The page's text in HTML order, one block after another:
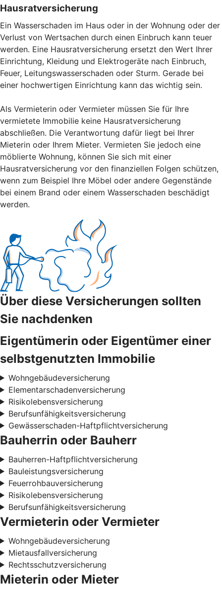
Hausratversicherung
Ein Wasserschaden im Haus oder in der Wohnung oder der
Verlust von Wertsachen durch einen Einbruch kann teuer
werden. Eine Hausratversicherung ersetzt den Wert Ihrer
Einrichtung, Kleidung und Elektrogeräte nach Einbruch,
Feuer, Leitungswasserschaden oder Sturm. Gerade bei
einer hochwertigen Einrichtung kann das wichtig sein.
Als Vermieterin oder Vermieter müssen Sie für Ihre
vermietete Immobilie keine Hausratversicherung
abschließen. Die Verantwortung dafür liegt bei Ihrer
Mieterin oder Ihrem Mieter. Vermieten Sie jedoch eine
möblierte Wohnung, können Sie sich mit einer
Hausratversicherung vor den finanziellen Folgen schützen,
wenn zum Beispiel Ihre Möbel oder andere Gegenstände
bei einem Brand oder einem Wasserschaden beschädigt
werden.
Über diese Versicherungen sollten
Sie nachdenken
Eigentümerin oder Eigentümer einer
selbstgenutzten Immobilie
Wohngebäudeversicherung
Elementarschadenversicherung
Risikolebensversicherung
Berufsunfähigkeitsversicherung
Gewässerschaden-Haftpflichtversicherung
Bauherrin oder Bauherr
Bauherren-Haftpflichtversicherung
Bauleistungsversicherung
Feuerrohbauversicherung
Risikolebensversicherung
Berufsunfähigkeitsversicherung
Vermieterin oder Vermieter
Wohngebäudeversicherung
Mietausfallversicherung
Rechtsschutzversicherung
Mieterin oder Mieter